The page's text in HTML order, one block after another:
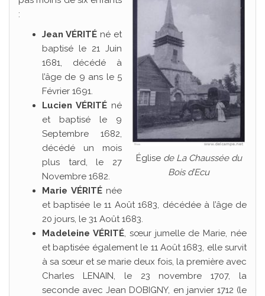
Églisede La Chaussée du
Bois d’Ecu
:
Jean VÉRITÉ né et
baptisé le 21 Juin
1681, décédé à
l’âge de 9 ans le 5
Février 1691.
Lucien VÉRITÉ né
et baptisé le 9
Septembre 1682,
décédé un mois
plus tard, le 27
Novembre 1682.
Marie VÉRITÉ née
et baptisée le 11 Août 1683, décédée à l’âge de
20 jours, le 31 Août 1683.
Madeleine VÉRITÉ, sœur jumelle de Marie, née
et baptisée également le 11 Août 1683, elle survit
à sa sœur et se marie deux fois, la première avec
Charles LENAIN, le 23 novembre 1707, la
seconde avec Jean DOBIGNY, en janvier 1712 (le